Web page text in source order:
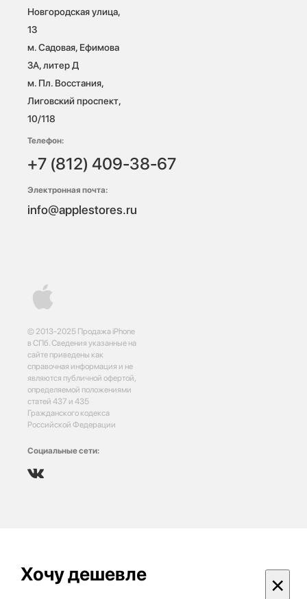
© 2013-2025 Продажа iPhone
в СПб. Сведения указанные на
сайте приведены как
справочная информация и не
являются публичной офертой,
определяемой положениями
статей 437 и 435
Гражданского кодекса
Российской Федерации
Социальные сети:
Новгородская улица,
13
м. Садовая, Ефимова
3А, литер Д
м. Пл. Восстания,
Лиговский проспект,
10/118
Телефон:
+7 (812) 409-38-67
Электронная почта:
info@applestores.ru
Хочу дешевле ×